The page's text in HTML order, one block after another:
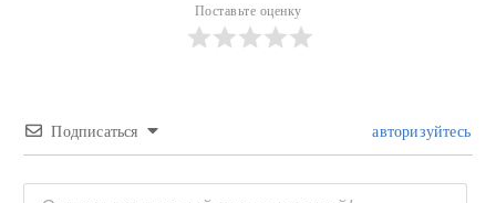
Поставьте оценку
Подписаться авторизуйтесь